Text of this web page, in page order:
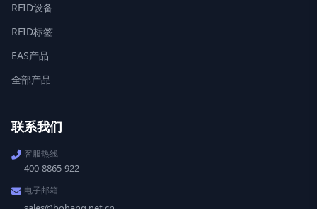
RFID设备
RFID标签
EAS产品
全部产品
联系我们
客服热线
400-8865-922
电子邮箱